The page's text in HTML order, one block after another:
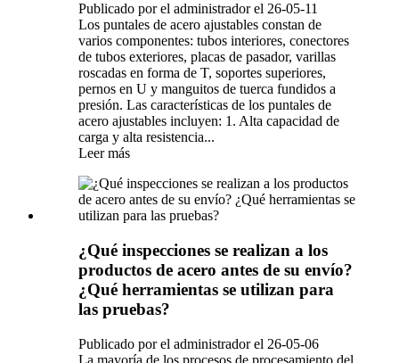
Publicado por el administrador el 26-05-11
Los puntales de acero ajustables constan de
varios componentes: tubos interiores, conectores
de tubos exteriores, placas de pasador, varillas
roscadas en forma de T, soportes superiores,
pernos en U y manguitos de tuerca fundidos a
presión. Las características de los puntales de
acero ajustables incluyen: 1. Alta capacidad de
carga y alta resistencia...
Leer más
¿Qué inspecciones se realizan a los
productos de acero antes de su envío?
¿Qué herramientas se utilizan para
las pruebas?
Publicado por el administrador el 26-05-06
La mayoría de los procesos de procesamiento del